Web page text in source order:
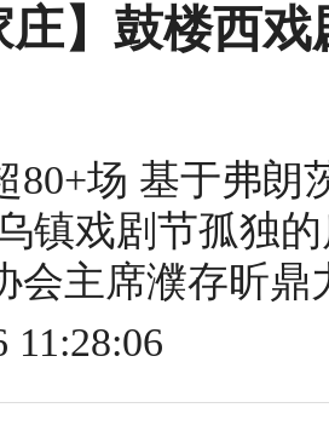
庄】鼓楼西
80+场 基于弗朗
镇戏剧节孤独
会主席濮存昕
11:28:06